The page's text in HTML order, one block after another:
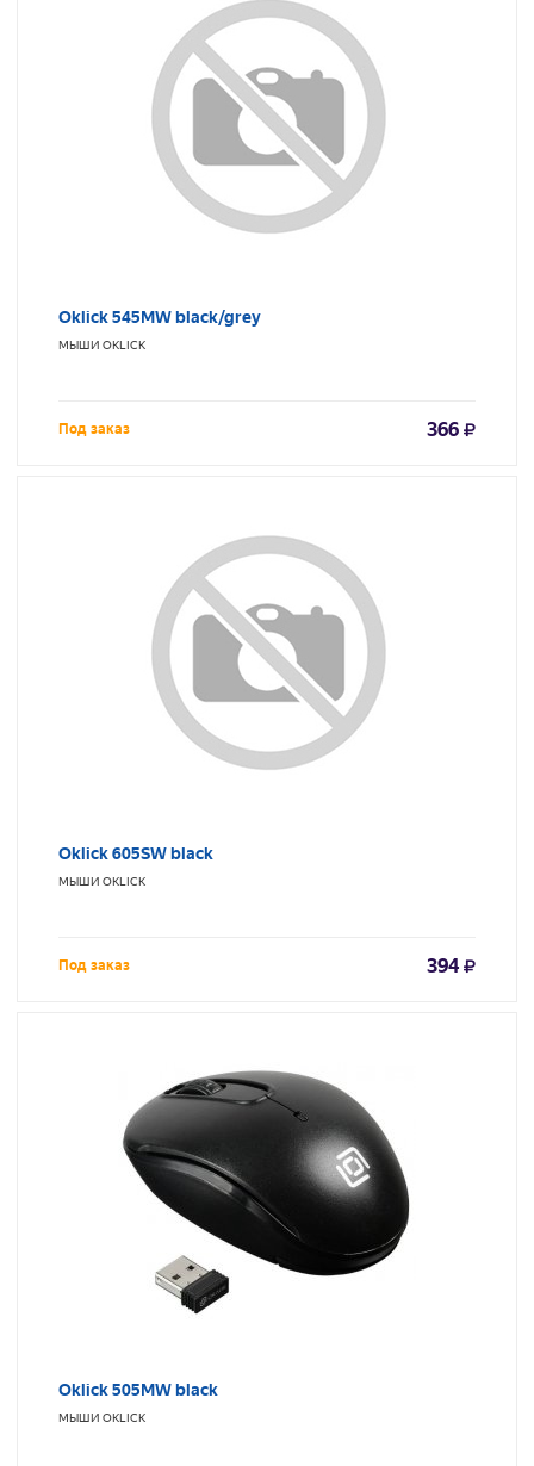
Oklick 545MW black/grey
МЫШИ OKLICK
Под заказ 366
Oklick 605SW black
МЫШИ OKLICK
Под заказ 394
Oklick 505MW black
МЫШИ OKLICK